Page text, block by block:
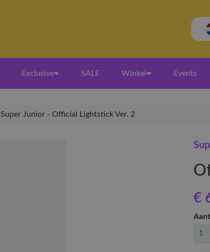
Exclusive SALE Winkel Events
Super Junior - Official Lightstick Ver. 2
€